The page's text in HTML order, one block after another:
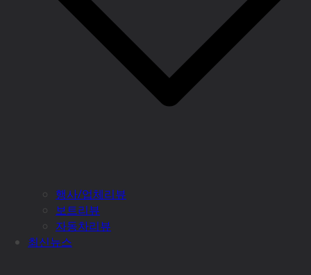
행사/업체리뷰
보트리뷰
자동차리뷰
최신뉴스